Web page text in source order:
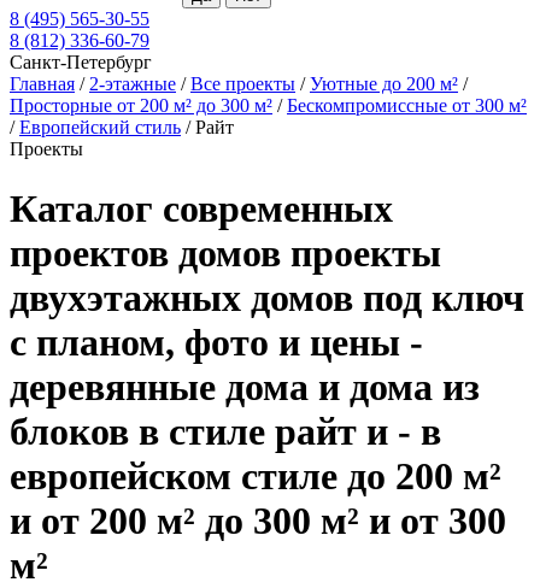
8 (495) 565-30-55
8 (812) 336-60-79
Санкт-Петербург
Главная / 2-этажные /Все проекты /Уютные до 200 м² /
Просторные от 200 м² до 300 м² /Бескомпромиссные от 300 м²
/Европейский стиль /Райт
Проекты
Каталог современных
проектов домов проекты
двухэтажных домов под ключ
с планом, фото и цены -
деревянные дома и дома из
блоков в стиле райт и - в
европейском стиле до 200 м²
и от 200 м² до 300 м² и от 300
м²